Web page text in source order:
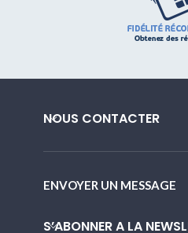
NOUS CONTACTER
ENVOYER UN MESSAGE
S’ABONNER A LA